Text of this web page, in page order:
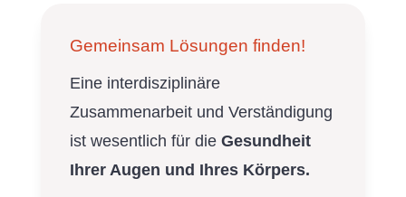
Gemeinsam Lösungen finden!
Eine interdisziplinäre
Zusammenarbeit und Verständigung
ist wesentlich für die Gesundheit
Ihrer Augen und Ihres Körpers.